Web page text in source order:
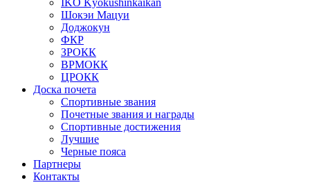
Шокэи Мацуи
Доджокун
ФКР
ЗРОКК
ВРМОКК
ЦРОКК
Доска почета
Спортивные звания
Почетные звания и награды
Спортивные достижения
Лучшие
Черные пояса
Партнеры
Контакты